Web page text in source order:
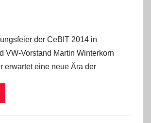
der CeBIT 2014 in
VW-Vorstand Martin Winterkorn
erwartet eine neue Ära der